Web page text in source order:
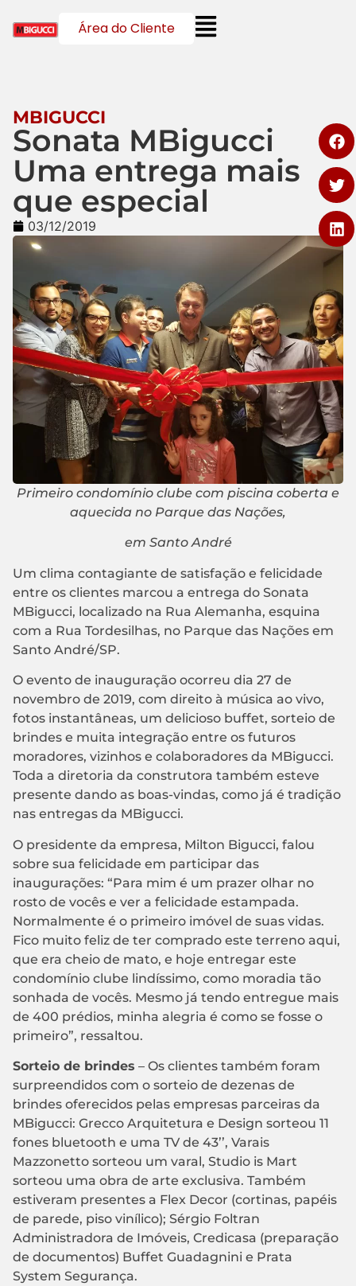
Área do Cliente
MBIGUCCI
Sonata MBigucci
Uma entrega mais
que especial
03/12/2019
Primeiro condomínio clube com piscina coberta e
aquecida no Parque das Nações,
em Santo André
Um clima contagiante de satisfação e felicidade
entre os clientes marcou a entrega do Sonata
MBigucci, localizado na Rua Alemanha, esquina
com a Rua Tordesilhas, no Parque das Nações em
Santo André/SP.
O evento de inauguração ocorreu dia 27 de
novembro de 2019, com direito à música ao vivo,
fotos instantâneas, um delicioso buffet, sorteio de
brindes e muita integração entre os futuros
moradores, vizinhos e colaboradores da MBigucci.
Toda a diretoria da construtora também esteve
presente dando as boas-vindas, como já é tradição
nas entregas da MBigucci.
O presidente da empresa, Milton Bigucci, falou
sobre sua felicidade em participar das
inaugurações: “Para mim é um prazer olhar no
rosto de vocês e ver a felicidade estampada.
Normalmente é o primeiro imóvel de suas vidas.
Fico muito feliz de ter comprado este terreno aqui,
que era cheio de mato, e hoje entregar este
condomínio clube lindíssimo, como moradia tão
sonhada de vocês. Mesmo já tendo entregue mais
de 400 prédios, minha alegria é como se fosse o
primeiro”, ressaltou.
Sorteio de brindes – Os clientes também foram
surpreendidos com o sorteio de dezenas de
brindes oferecidos pelas empresas parceiras da
MBigucci: Grecco Arquitetura e Design sorteou 11
fones bluetooth e uma TV de 43’’, Varais
Mazzonetto sorteou um varal, Studio is Mart
sorteou uma obra de arte exclusiva. Também
estiveram presentes a Flex Decor (cortinas, papéis
de parede, piso vinílico); Sérgio Foltran
Administradora de Imóveis, Credicasa (preparação
de documentos) Buffet Guadagnini e Prata
System Segurança.